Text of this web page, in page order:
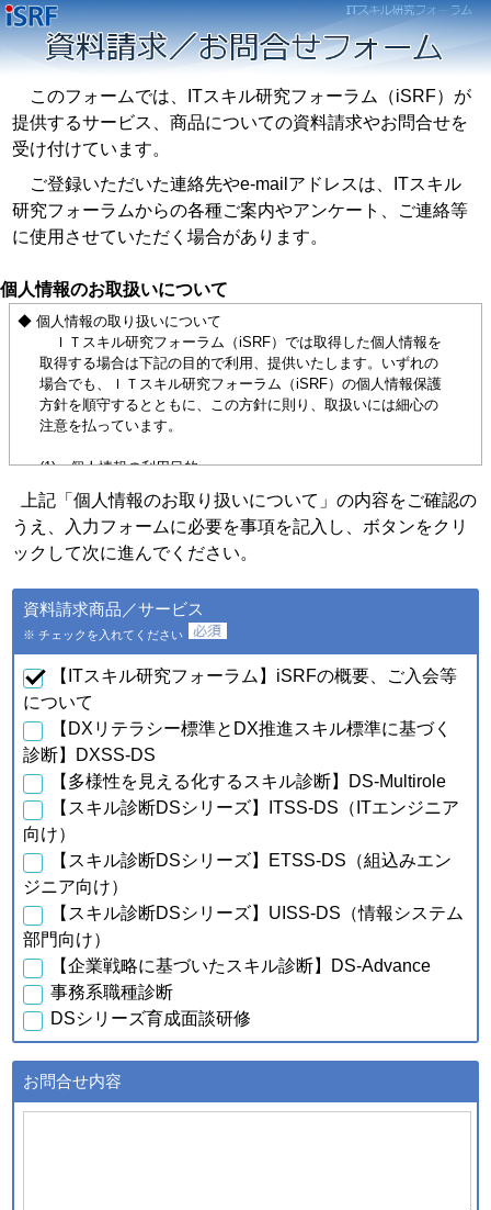
このフォームでは、ITスキル研究フォーラム（iSRF）が
提供するサービス、商品についての資料請求やお問合せを
受け付けています。
ご登録いただいた連絡先やe-mailアドレスは、ITスキル
研究フォーラムからの各種ご案内やアンケート、ご連絡等
に使用させていただく場合があります。
個人情報のお取扱いについて
◆ 個人情報の取り扱いについて
ＩＴスキル研究フォーラム（iSRF）では取得した個人情報を
取得する場合は下記の目的で利用、提供いたします。いずれの
場合でも、ＩＴスキル研究フォーラム（iSRF）の個人情報保護
方針を順守するとともに、この方針に則り、取扱いには細心の
注意を払っています。
(1) 個人情報の利用目的
個人情報の種類
利用目的
ａ．会員のお申し込みに伴
い取得した個人情報
・会員特典の提供およびご連
品・サービスの提供・改良
・提供している商品・サービ
スに関連した情報やアンケー
ｂ．資料請求・問合せに伴
い取得した個人情報
・資料請求、お問合せに対す
・ご購入・ご登録いただいた
商品・サービスの配送・提
供・代金回収のため
品・サービスの提供・改良
や、新たなサービスを開発す
・提供している商品・サービ
トなどをお届けするため
・当フォーラム取扱商品の発
案内のため
用者が診断結果データを利用
上記「個人情報のお取り扱いについて」の内容をご確認の
うえ、入力フォームに必要を事項を記入し、ボタンをクリ
ックして次に進んでください。
資料請求商品／サービス
※ チェックを入れてください
【ITスキル研究フォーラム】iSRFの概要、ご入会等
について
【DXリテラシー標準とDX推進スキル標準に基づく
診断】DXSS-DS
【多様性を見える化するスキル診断】DS-Multirole
【スキル診断DSシリーズ】ITSS-DS（ITエンジニア
向け）
【スキル診断DSシリーズ】ETSS-DS（組込みエン
ジニア向け）
【スキル診断DSシリーズ】UISS-DS（情報システム
部門向け）
【企業戦略に基づいたスキル診断】DS-Advance
事務系職種診断
DSシリーズ育成面談研修
お問合せ内容